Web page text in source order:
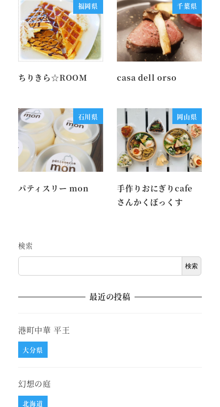
福岡県
ちりきら☆ROOM
千葉県
casa dell orso
石川県
パティスリー mon
岡山県
手作りおにぎりcafe
さんかくぼっくす
検索
検索
最近の投稿
港町中華 平王
大分県
幻想の庭
北海道